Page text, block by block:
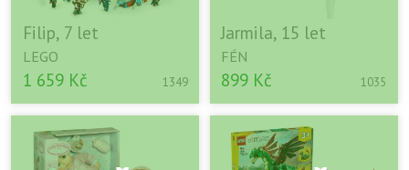
Filip, 7 let
LEGO
1 659 Kč 1349
Jarmila, 15 let
FÉN
899 Kč 1035